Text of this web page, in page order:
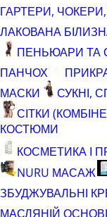
ГАРТЕРИ,
ЛАКОВАНА
ПЕНЬЮАРИ ТА
ПАНЧОХ
МАСКИ
СУКНІ,
СІТКИ
КОСТЮМИ
КОСМЕТИКА І
NURU МАСАЖ
ЗБУДЖУВАЛЬНІ
МАСЛЯНІЙ ОСНОВІ